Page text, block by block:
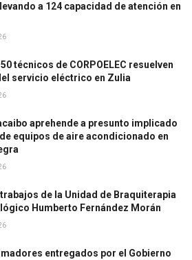
a 124 capacidad de atención en
técnicos de CORPOELEC resuelven
servicio eléctrico en Zulia
aprehende a presunto implicado
equipos de aire acondicionado en
de la Unidad de Braquiterapia
Humberto Fernández Morán
entregados por el Gobierno